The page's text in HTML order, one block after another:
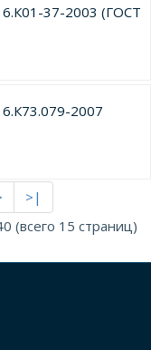
37-2003 (ГОСТ
2007
>|
(всего 15 страниц)